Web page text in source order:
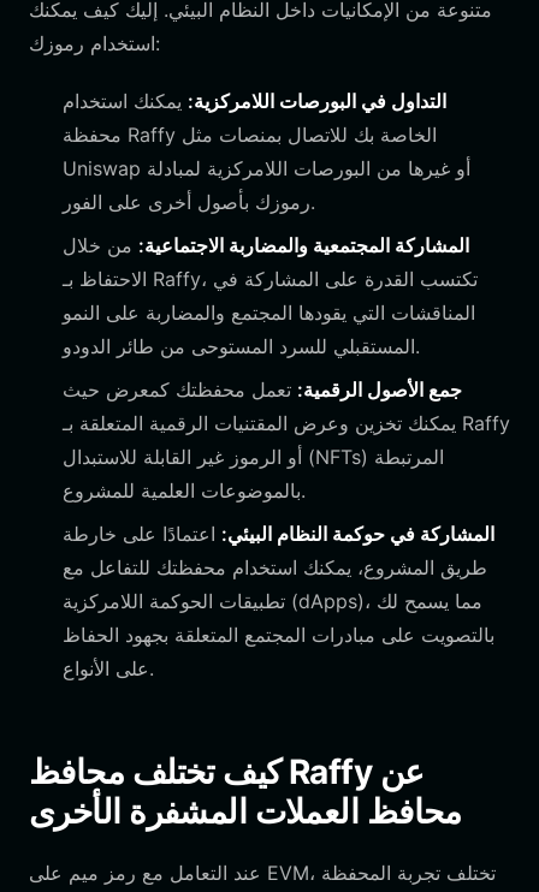
متنوعة من الإمكانيات داخل النظام البيئي. إليك كيف يمكنك
استخدام رموزك:
التداول في البورصات اللامركزية: يمكنك استخدام
محفظة Raffy الخاصة بك للاتصال بمنصات مثل
Uniswap أو غيرها من البورصات اللامركزية لمبادلة
رموزك بأصول أخرى على الفور.
المشاركة المجتمعية والمضاربة الاجتماعية: من خلال
الاحتفاظ بـ Raffy، تكتسب القدرة على المشاركة في
المناقشات التي يقودها المجتمع والمضاربة على النمو
المستقبلي للسرد المستوحى من طائر الدودو.
جمع الأصول الرقمية: تعمل محفظتك كمعرض حيث
يمكنك تخزين وعرض المقتنيات الرقمية المتعلقة بـ Raffy
أو الرموز غير القابلة للاستبدال (NFTs) المرتبطة
بالموضوعات العلمية للمشروع.
المشاركة في حوكمة النظام البيئي: اعتمادًا على خارطة
طريق المشروع، يمكنك استخدام محفظتك للتفاعل مع
تطبيقات الحوكمة اللامركزية (dApps)، مما يسمح لك
بالتصويت على مبادرات المجتمع المتعلقة بجهود الحفاظ
على الأنواع.
كيف تختلف محافظ Raffy عن
محافظ العملات المشفرة الأخرى
عند التعامل مع رمز ميم على EVM، تختلف تجربة المحفظة